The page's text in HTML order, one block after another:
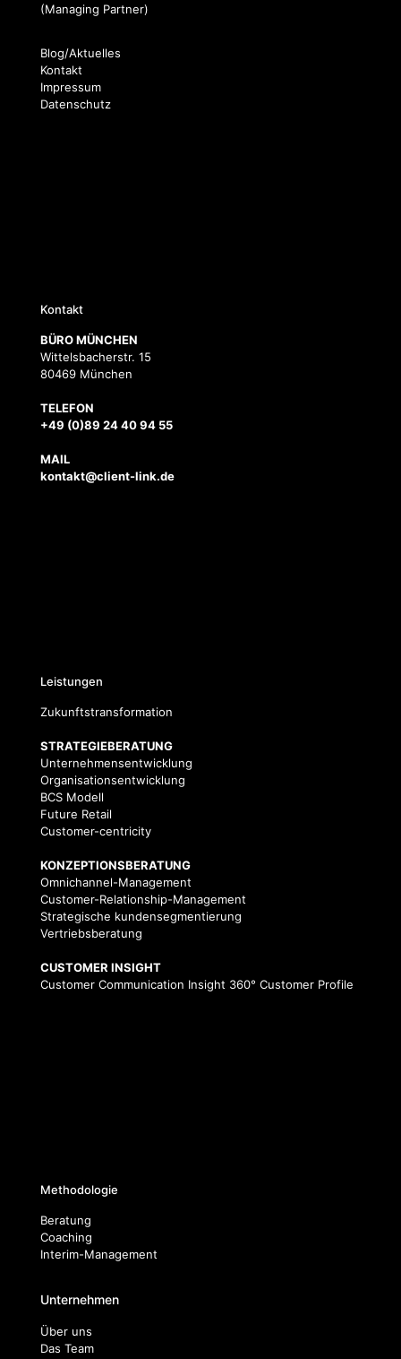
(Managing Partner)
Blog/Aktuelles
Kontakt
Impressum
Datenschutz
Kontakt
BÜRO MÜNCHEN
Wittelsbacherstr. 15
80469 München
TELEFON
+49 (0)89 24 40 94 55
MAIL
kontakt@client-link.de
Leistungen
Zukunftstransformation
STRATEGIEBERATUNG
Unternehmensentwicklung
Organisationsentwicklung
BCS Modell
Future Retail
Customer-centricity
KONZEPTIONSBERATUNG
Omnichannel-Management
Customer-Relationship-Management
Strategische kundensegmentierung
Vertriebsberatung
CUSTOMER INSIGHT
Customer Communication Insight 360° Customer Profile
Methodologie
Beratung
Coaching
Interim-Management
Unternehmen
Über uns
Das Team